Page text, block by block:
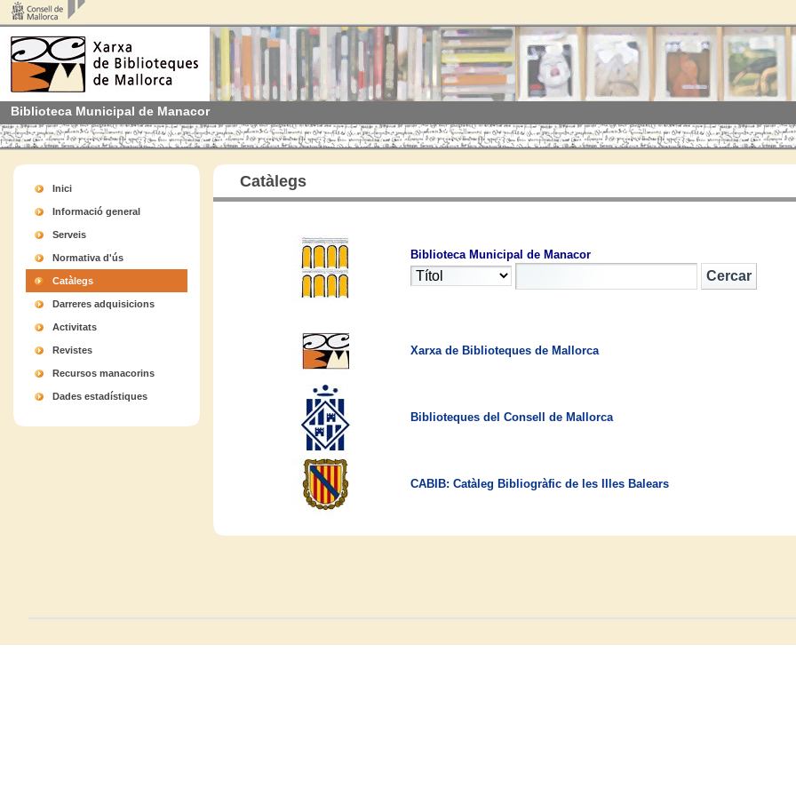
Biblioteca Municipal de Manacor
Inici
Informació general
Serveis
Normativa d'ús
Catàlegs
Darreres adquisicions
Activitats
Revistes
Recursos manacorins
Dades estadístiques
Catàlegs
Biblioteca Municipal de Manacor
Xarxa de Biblioteques de Mallorca
Biblioteques del Consell de Mallorca
CABIB: Catàleg Bibliogràfic de les Illes Balears